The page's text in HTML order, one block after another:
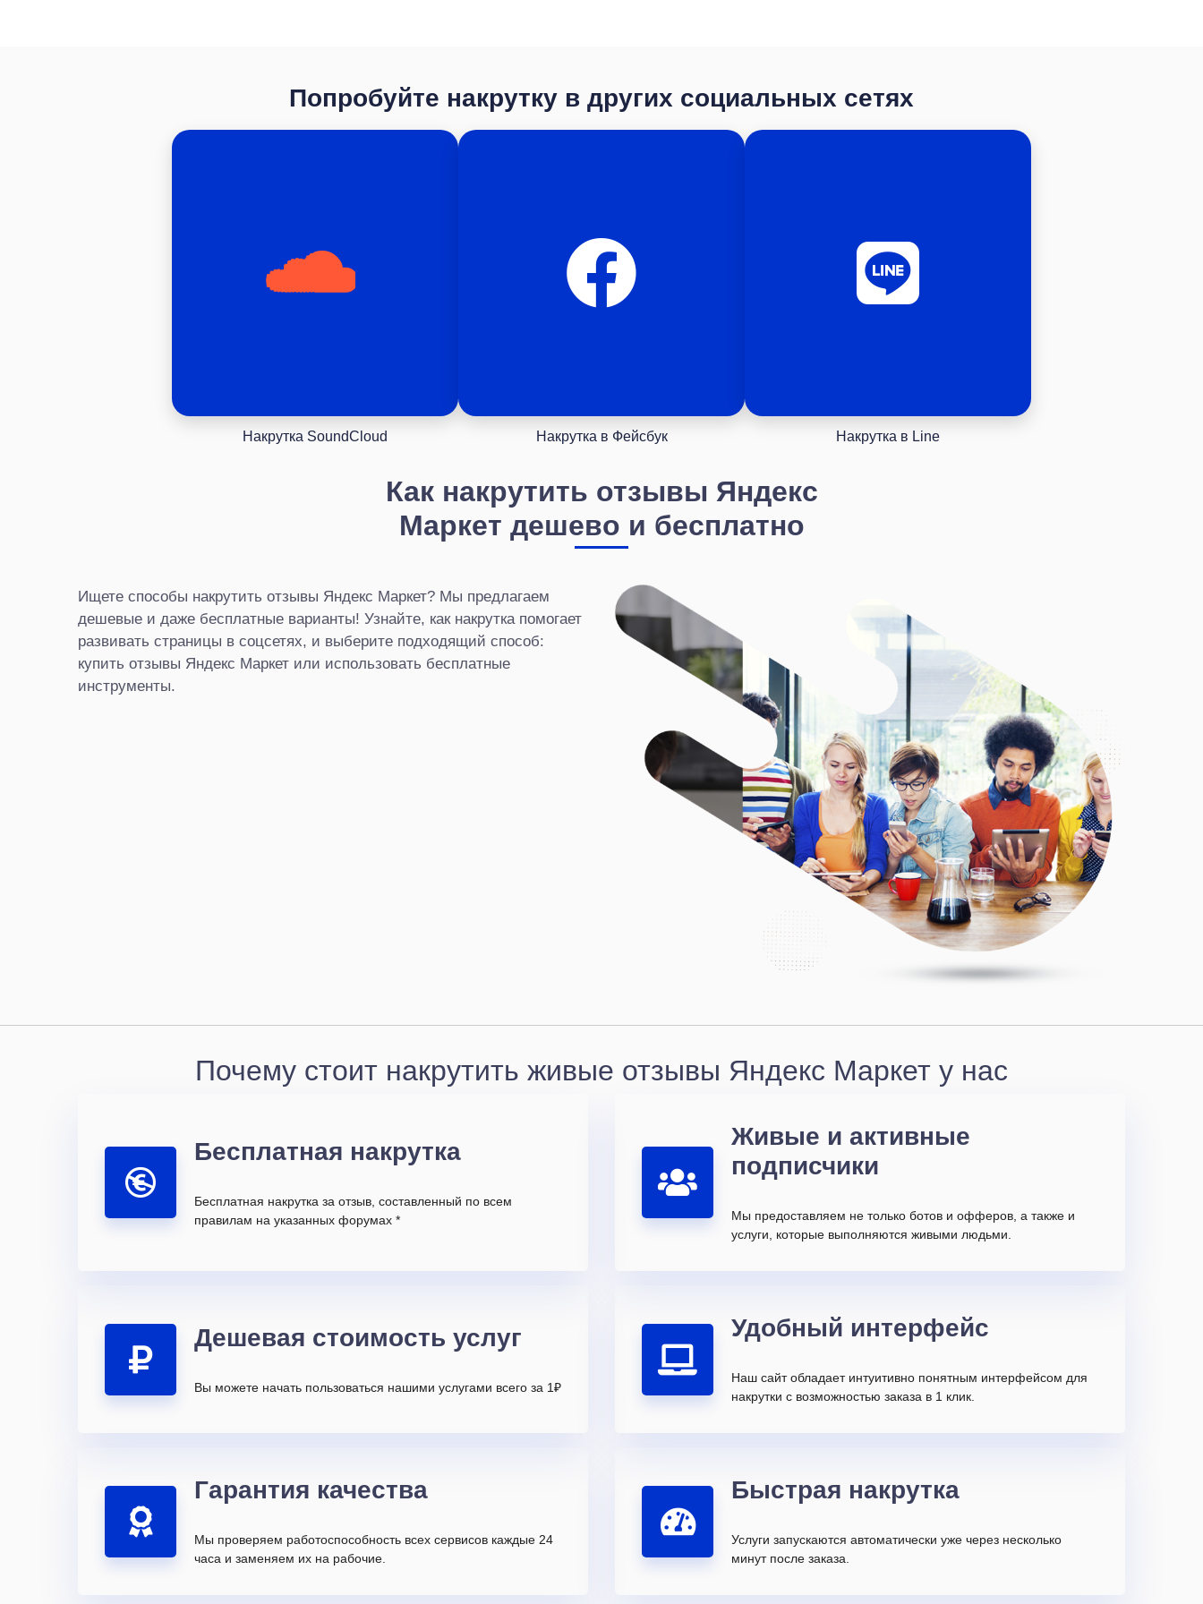
Попробуйте накрутку в других социальных сетях
Накрутка SoundCloud Накрутка в Фейсбук Накрутка в Line
Как накрутить отзывы Яндекс
Маркет дешево и бесплатно
Ищете способы накрутить отзывы Яндекс Маркет? Мы предлагаем
дешевые и даже бесплатные варианты! Узнайте, как накрутка помогает
развивать страницы в соцсетях, и выберите подходящий способ:
купить отзывы Яндекс Маркет или использовать бесплатные
инструменты.
Почему стоит накрутить живые отзывы Яндекс Маркет у нас
Бесплатная накрутка
Бесплатная накрутка за отзыв, составленный по всем
правилам на указанных форумах *
Живые и активные
подписчики
Мы предоставляем не только ботов и офферов, а также и
услуги, которые выполняются живыми людьми.
Дешевая стоимость услуг
Вы можете начать пользоваться нашими услугами всего за 1₽
Удобный интерфейс
Наш сайт обладает интуитивно понятным интерфейсом для
накрутки с возможностью заказа в 1 клик.
Гарантия качества
Мы проверяем работоспособность всех сервисов каждые 24
часа и заменяем их на рабочие.
Быстрая накрутка
Услуги запускаются автоматически уже через несколько
минут после заказа.